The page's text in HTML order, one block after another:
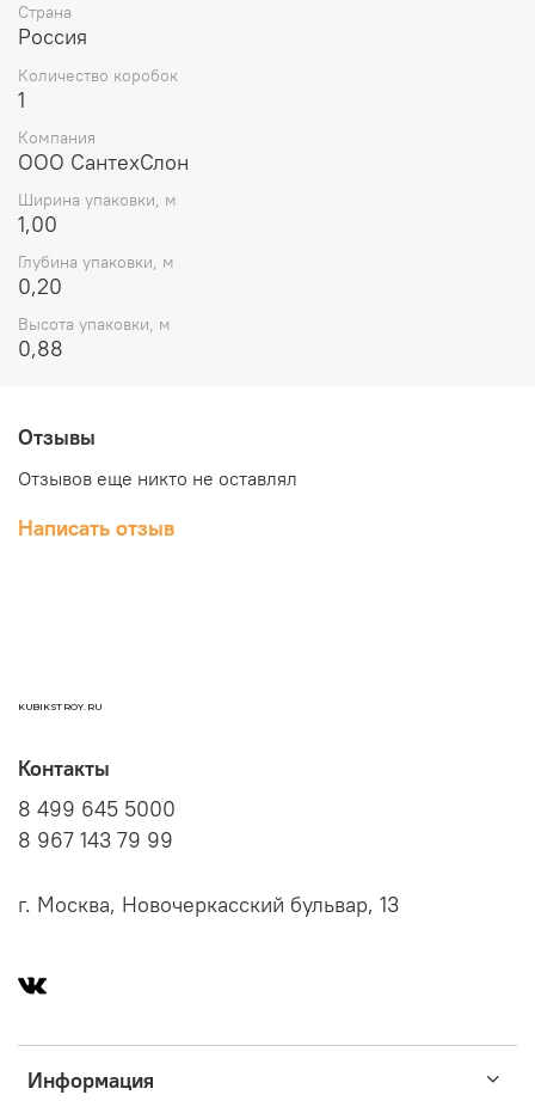
Страна
Россия
Количество коробок
1
Компания
ООО СантехСлон
Ширина упаковки, м
1,00
Глубина упаковки, м
0,20
Высота упаковки, м
0,88
Отзывы
Отзывов еще никто не оставлял
Написать отзыв
KUBIKSTROY.RU
Информация
Контакты
8 499 645 5000
8 967 143 79 99
г. Москва, Новочеркасский бульвар, 13